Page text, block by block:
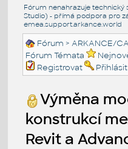
Fórum nenahrazuje technický
Studio) - přímá podpora pro
emea.support.arkance.world
Fórum >ARKANCE/
Fórum Témata
Registrovat
Přihlásit
Výměna
konstrukcí
Revit a